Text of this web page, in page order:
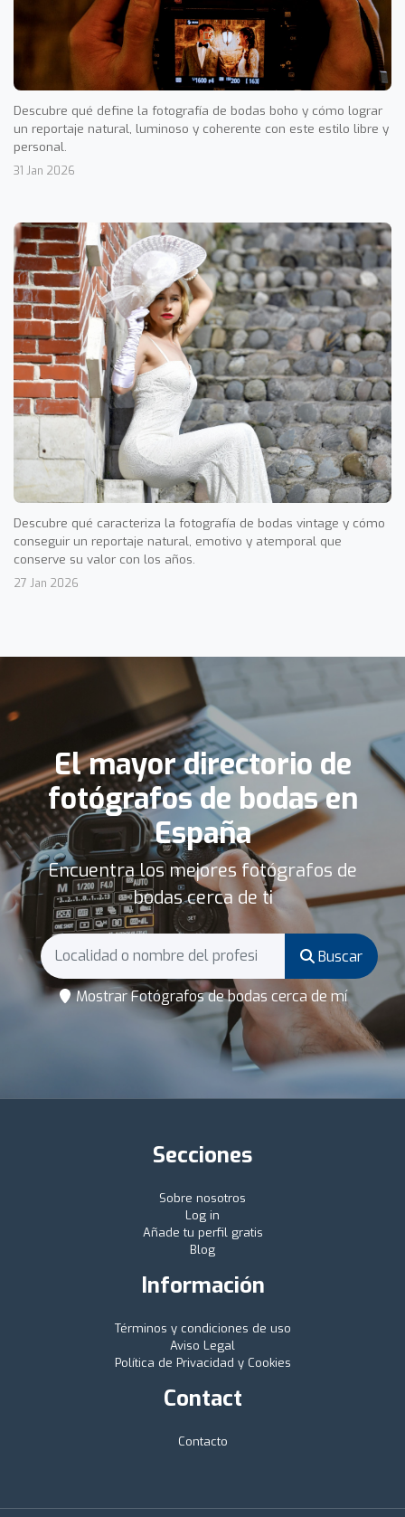
Descubre qué define la fotografía de bodas boho y cómo lograr
un reportaje natural, luminoso y coherente con este estilo libre y
personal.
31 Jan 2026
Descubre qué caracteriza la fotografía de bodas vintage y cómo
conseguir un reportaje natural, emotivo y atemporal que
conserve su valor con los años.
27 Jan 2026
El mayor directorio de
fotógrafos de bodas en
España
Encuentra los mejores fotógrafos de
bodas cerca de ti
Buscar
Mostrar Fotógrafos de bodas cerca de mí
Secciones
Sobre nosotros
Log in
Añade tu perfil gratis
Blog
Información
Términos y condiciones de uso
Aviso Legal
Política de Privacidad y Cookies
Contact
Contacto